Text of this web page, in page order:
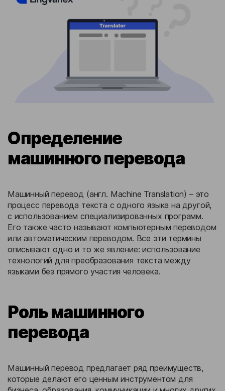
Определение
машинного перевода
Машинный перевод (англ. Machine Translation) – это
процесс перевода текста с одного языка на другой,
с использованием специализированных программ.
Его также часто называют компьютерным переводом
или автоматическим переводом. Все эти термины
описывают одно и то же явление: использование
технологий для преобразования текста между
языками без прямого участия человека.
Роль машинного
перевода
Машинный перевод предлагает ряд преимуществ,
которые делают его ценным инструментом для